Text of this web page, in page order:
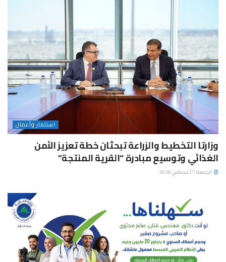
استثمار وأعمال
وزارتا التخطيط والزراعة تبحثان خطة تعزيز الأمن
الغذائي وتوسيع مبادرة “القرية المنتجة”
الجمعة 7 أغسطس 2026